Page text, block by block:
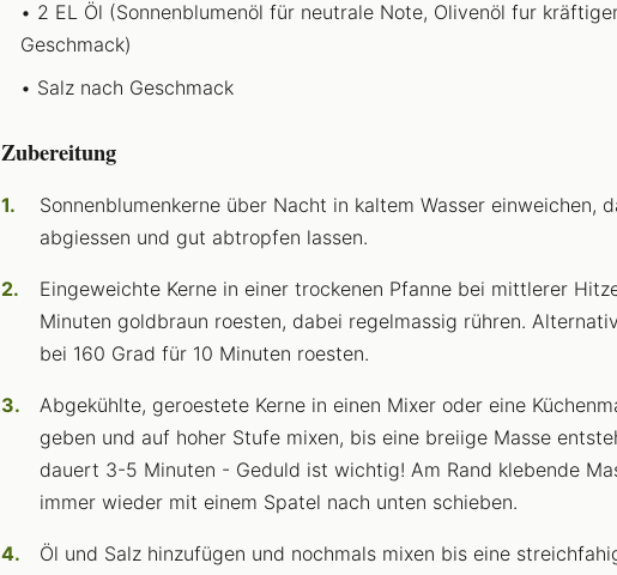
2 EL Öl (Sonnenblumenöl für neutrale Note, Olivenöl fur
Geschmack)
Salz nach Geschmack
Zubereitung
Sonnenblumenkerne über Nacht in kaltem Wasser einweichen,
abgiessen und gut abtropfen lassen.
Eingeweichte Kerne in einer trockenen Pfanne bei mittlerer
Minuten goldbraun roesten, dabei regelmassig rühren.
bei 160 Grad für 10 Minuten roesten.
Abgekühlte, geroestete Kerne in einen Mixer oder eine
geben und auf hoher Stufe mixen, bis eine breiige Masse
dauert 3-5 Minuten - Geduld ist wichtig! Am Rand klebende
immer wieder mit einem Spatel nach unten schieben.
Öl und Salz hinzufügen und nochmals mixen bis eine